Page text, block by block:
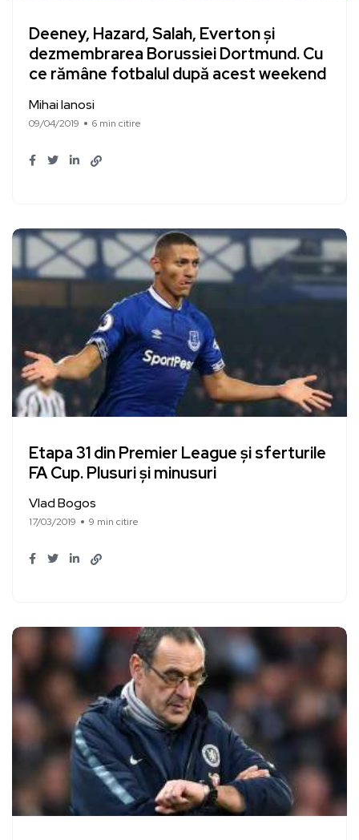
Deeney, Hazard, Salah, Everton și
dezmembrarea Borussiei Dortmund. Cu
ce rămâne fotbalul după acest weekend
Mihai Ianosi
09/04/2019 6 min citire
Etapa 31 din Premier League și sferturile
FA Cup. Plusuri și minusuri
Vlad Bogos
17/03/2019 9 min citire